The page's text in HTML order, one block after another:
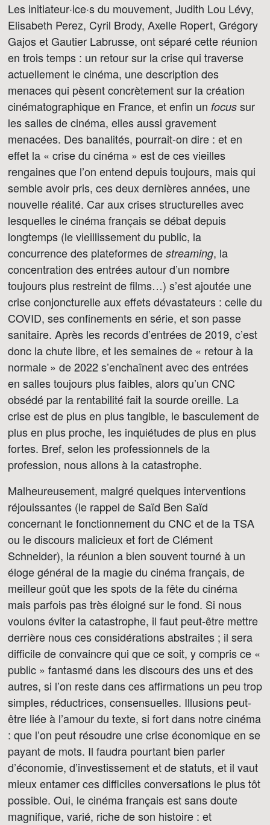
Les initiateur·ice·s du mouvement, Judith Lou Lévy,
Elisabeth Perez, Cyril Brody, Axelle Ropert, Grégory
Gajos et Gautier Labrusse, ont séparé cette réunion
en trois temps : un retour sur la crise qui traverse
actuellement le cinéma, une description des
menaces qui pèsent concrètement sur la création
cinématographique en France, et enfin un focus sur
les salles de cinéma, elles aussi gravement
menacées. Des banalités, pourrait-on dire : et en
effet la « crise du cinéma » est de ces vieilles
rengaines que l’on entend depuis toujours, mais qui
semble avoir pris, ces deux dernières années, une
nouvelle réalité. Car aux crises structurelles avec
lesquelles le cinéma français se débat depuis
longtemps (le vieillissement du public, la
concurrence des plateformes de streaming, la
concentration des entrées autour d’un nombre
toujours plus restreint de films…) s’est ajoutée une
crise conjoncturelle aux effets dévastateurs : celle du
COVID, ses confinements en série, et son passe
sanitaire. Après les records d’entrées de 2019, c’est
donc la chute libre, et les semaines de « retour à la
normale » de 2022 s’enchaînent avec des entrées
en salles toujours plus faibles, alors qu’un CNC
obsédé par la rentabilité fait la sourde oreille. La
crise est de plus en plus tangible, le basculement de
plus en plus proche, les inquiétudes de plus en plus
fortes. Bref, selon les professionnels de la
profession, nous allons à la catastrophe.
Malheureusement, malgré quelques interventions
réjouissantes (le rappel de Saïd Ben Saïd
concernant le fonctionnement du CNC et de la TSA
ou le discours malicieux et fort de Clément
Schneider), la réunion a bien souvent tourné à un
éloge général de la magie du cinéma français, de
meilleur goût que les spots de la fête du cinéma
mais parfois pas très éloigné sur le fond. Si nous
voulons éviter la catastrophe, il faut peut-être mettre
derrière nous ces considérations abstraites ; il sera
difficile de convaincre qui que ce soit, y compris ce «
public » fantasmé dans les discours des uns et des
autres, si l’on reste dans ces affirmations un peu trop
simples, réductrices, consensuelles. Illusions peut-
être liée à l’amour du texte, si fort dans notre cinéma
: que l’on peut résoudre une crise économique en se
payant de mots. Il faudra pourtant bien parler
d’économie, d’investissement et de statuts, et il vaut
mieux entamer ces difficiles conversations le plus tôt
possible. Oui, le cinéma français est sans doute
magnifique, varié, riche de son histoire : et